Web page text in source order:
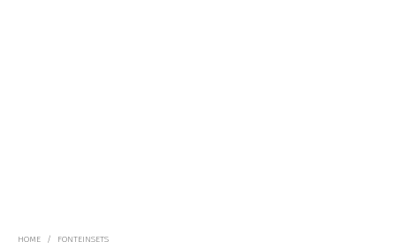
HOME / FONTEINSETS